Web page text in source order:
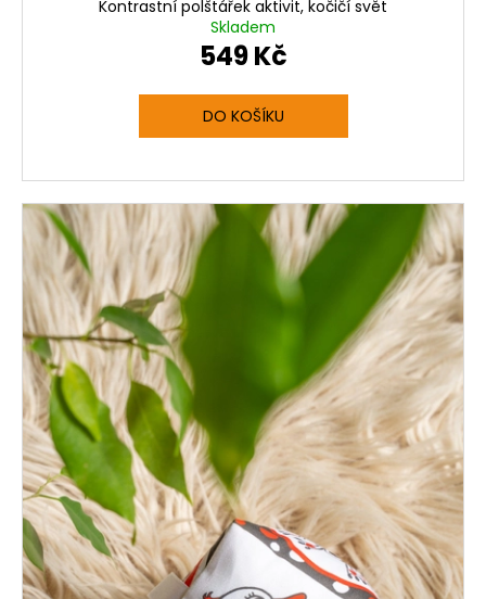
Kontrastní polštářek aktivit, kočičí svět
Skladem
549 Kč
DO KOŠÍKU